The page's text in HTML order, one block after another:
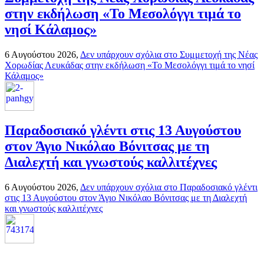
στην εκδήλωση «Το Μεσολόγγι τιμά το
νησί Κάλαμος»
6 Αυγούστου 2026, Δεν υπάρχουν σχόλια στο Συμμετοχή της Νέας
Χορωδίας Λευκάδας στην εκδήλωση «Το Μεσολόγγι τιμά το νησί
Κάλαμος»
Παραδοσιακό γλέντι στις 13 Αυγούστου
στον Άγιο Νικόλαο Βόνιτσας με τη
Διαλεχτή και γνωστούς καλλιτέχνες
6 Αυγούστου 2026, Δεν υπάρχουν σχόλια στο Παραδοσιακό γλέντι
στις 13 Αυγούστου στον Άγιο Νικόλαο Βόνιτσας με τη Διαλεχτή
και γνωστούς καλλιτέχνες